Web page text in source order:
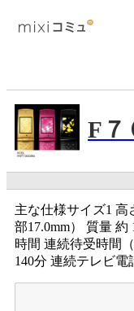
F７
主な仕様サイズ1 高
部17.0mm） 質量
時間 連続待受時間
140分 連続テレビ電